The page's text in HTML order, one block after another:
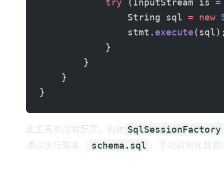
            try
(InputStream is =
                String sql
= new
                stmt.
execute
            }
        }
    }
}
此工具类加载 MyBatis 配置，构建 SqlSessionFactory
通过执行 SQL 脚本（ schema.sql ）手动初始化数据